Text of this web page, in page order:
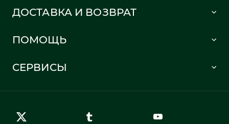
Политика в отношении обработки персональных данных
ДОСТАВКА И ВОЗВРАТ
Информация о доставке
Правила возврата
ПОМОЩЬ
Карта сайта
СЕРВИСЫ